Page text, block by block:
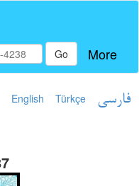
Go More
English Türkçe فارسی